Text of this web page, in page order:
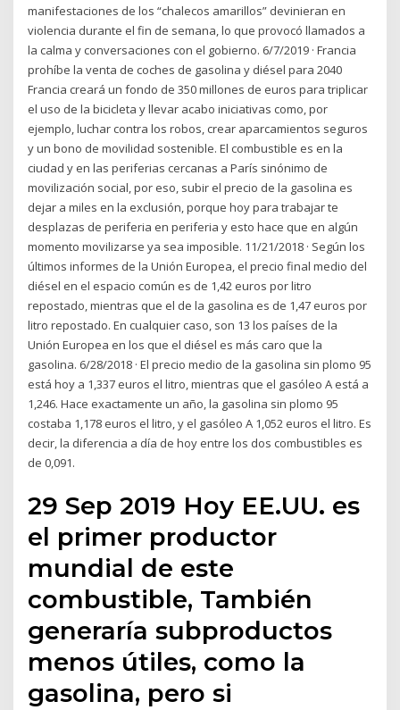
manifestaciones de los “chalecos amarillos” devinieran en
violencia durante el fin de semana, lo que provocó llamados a
la calma y conversaciones con el gobierno. 6/7/2019 · Francia
prohíbe la venta de coches de gasolina y diésel para 2040
Francia creará un fondo de 350 millones de euros para triplicar
el uso de la bicicleta y llevar acabo iniciativas como, por
ejemplo, luchar contra los robos, crear aparcamientos seguros
y un bono de movilidad sostenible. El combustible es en la
ciudad y en las periferias cercanas a París sinónimo de
movilización social, por eso, subir el precio de la gasolina es
dejar a miles en la exclusión, porque hoy para trabajar te
desplazas de periferia en periferia y esto hace que en algún
momento movilizarse ya sea imposible. 11/21/2018 · Según los
últimos informes de la Unión Europea, el precio final medio del
diésel en el espacio común es de 1,42 euros por litro
repostado, mientras que el de la gasolina es de 1,47 euros por
litro repostado. En cualquier caso, son 13 los países de la
Unión Europea en los que el diésel es más caro que la
gasolina. 6/28/2018 · El precio medio de la gasolina sin plomo 95
está hoy a 1,337 euros el litro, mientras que el gasóleo A está a
1,246. Hace exactamente un año, la gasolina sin plomo 95
costaba 1,178 euros el litro, y el gasóleo A 1,052 euros el litro. Es
decir, la diferencia a día de hoy entre los dos combustibles es
de 0,091.
29 Sep 2019 Hoy EE.UU. es
el primer productor
mundial de este
combustible, También
generaría subproductos
menos útiles, como la
gasolina, pero si